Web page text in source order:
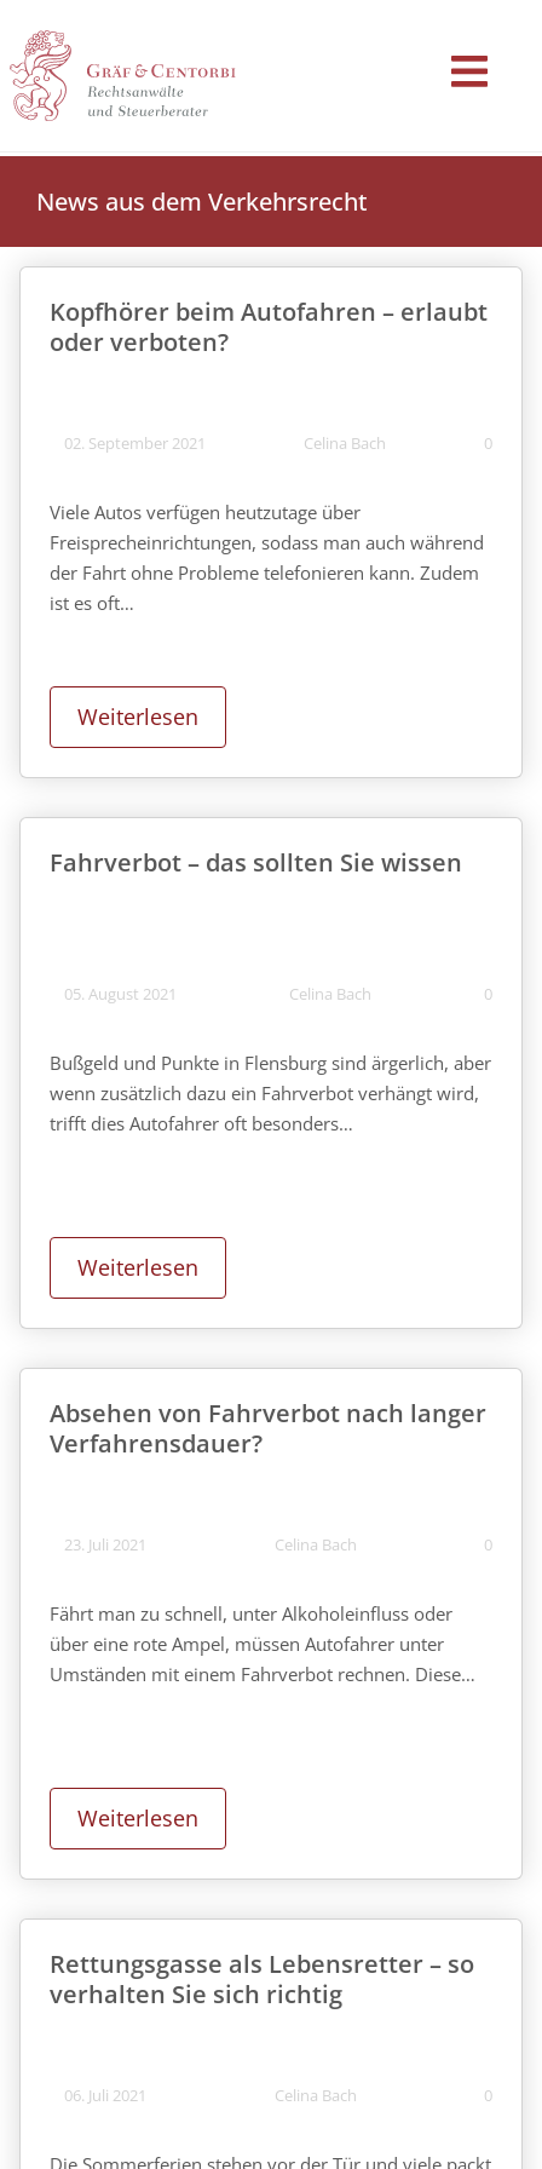
News aus dem Verkehrsrecht
Kopfhörer beim Autofahren – erlaubt
oder verboten?
02. September 2021 Celina Bach 0
Viele Autos verfügen heutzutage über
Freisprecheinrichtungen, sodass man auch während
der Fahrt ohne Probleme telefonieren kann. Zudem
ist es oft…
Weiterlesen
Fahrverbot – das sollten Sie wissen
05. August 2021 Celina Bach 0
Bußgeld und Punkte in Flensburg sind ärgerlich, aber
wenn zusätzlich dazu ein Fahrverbot verhängt wird,
trifft dies Autofahrer oft besonders…
Weiterlesen
Absehen von Fahrverbot nach langer
Verfahrensdauer?
23. Juli 2021 Celina Bach 0
Fährt man zu schnell, unter Alkoholeinfluss oder
über eine rote Ampel, müssen Autofahrer unter
Umständen mit einem Fahrverbot rechnen. Diese…
Weiterlesen
Rettungsgasse als Lebensretter – so
verhalten Sie sich richtig
06. Juli 2021 Celina Bach 0
Die Sommerferien stehen vor der Tür und viele packt